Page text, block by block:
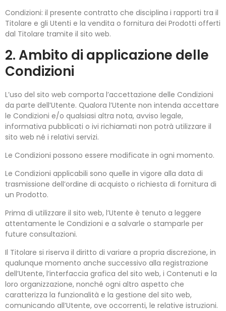
Condizioni: il presente contratto che disciplina i rapporti tra il
Titolare e gli Utenti e la vendita o fornitura dei Prodotti offerti
dal Titolare tramite il sito web.
2. Ambito di applicazione delle
Condizioni
L’uso del sito web comporta l’accettazione delle Condizioni
da parte dell’Utente. Qualora l’Utente non intenda accettare
le Condizioni e/o qualsiasi altra nota, avviso legale,
informativa pubblicati o ivi richiamati non potrà utilizzare il
sito web né i relativi servizi.
Le Condizioni possono essere modificate in ogni momento.
Le Condizioni applicabili sono quelle in vigore alla data di
trasmissione dell’ordine di acquisto o richiesta di fornitura di
un Prodotto.
Prima di utilizzare il sito web, l’Utente è tenuto a leggere
attentamente le Condizioni e a salvarle o stamparle per
future consultazioni.
Il Titolare si riserva il diritto di variare a propria discrezione, in
qualunque momento anche successivo alla registrazione
dell’Utente, l’interfaccia grafica del sito web, i Contenuti e la
loro organizzazione, nonché ogni altro aspetto che
caratterizza la funzionalità e la gestione del sito web,
comunicando all’Utente, ove occorrenti, le relative istruzioni.